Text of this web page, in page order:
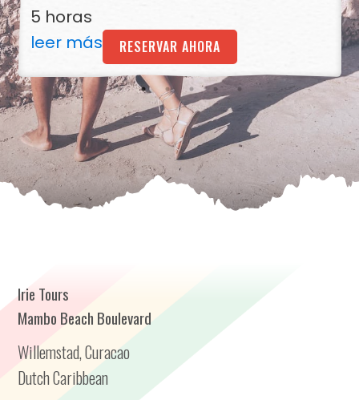
5 horas
leer más
RESERVAR AHORA
Irie Tours
Mambo Beach Boulevard
Willemstad, Curacao
Dutch Caribbean